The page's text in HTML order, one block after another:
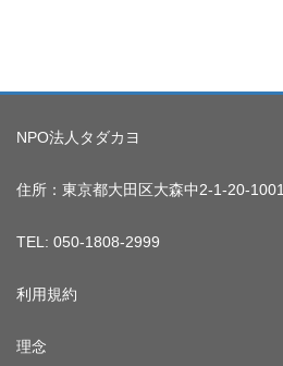
NPO法人タダカヨ
住所：東京都大田区大森中2-1-20-1001
TEL: 050-1808-2999
利用規約
理念